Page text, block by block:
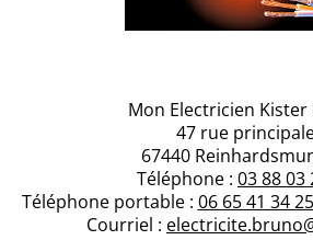
Mon Electricien Kister
47 rue
67440
Téléphone : 03 88 03
Téléphone portable : 06 65 41 34 25
Courriel :